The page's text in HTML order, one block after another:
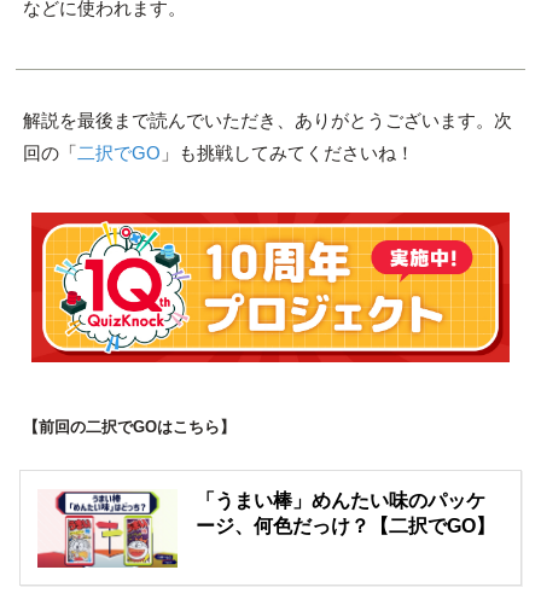
などに使われます。
解説を最後まで読んでいただき、ありがとうございます。次
回の「二択でGO 」も挑戦してみてくださいね！
【前回の二択でGOはこちら】
「うまい棒」めんたい味のパッケ
ージ、何色だっけ？【二択でGO】